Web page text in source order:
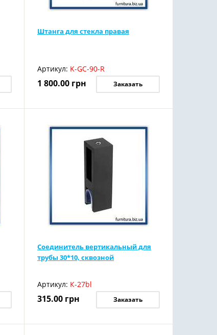
Штанга для стекла правая
Артикул: K-GC-90-R
1 800.00 грн Заказать
Соединитель вертикальный для
трубы 30*10, сквозной
Артикул: К-27bl
315.00 грн Заказать